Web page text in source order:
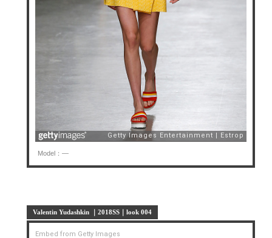
Model：—
Valentin Yudashkin ｜2018SS｜look 004
Embed from Getty Images